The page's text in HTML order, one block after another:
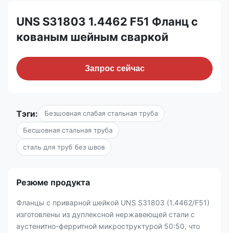
UNS S31803 1.4462 F51 Фланц с
кованым шейным сваркой
Запрос сейчас
Тэги: Безшовная слабая стальная труба
Бесшовная стальная труба
сталь для труб без швов
Резюме продукта
Фланцы с приварной шейкой UNS S31803 (1.4462/F51)
изготовлены из дуплексной нержавеющей стали с
аустенитно-ферритной микроструктурой 50:50, что